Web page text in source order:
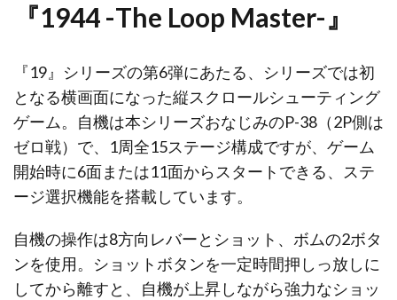
『1944 -The Loop Master-』
『19』シリーズの第6弾にあたる、シリーズでは初
となる横画面になった縦スクロールシューティング
ゲーム。自機は本シリーズおなじみのP-38（2P側は
ゼロ戦）で、1周全15ステージ構成ですが、ゲーム
開始時に6面または11面からスタートできる、ステ
ージ選択機能を搭載しています。
自機の操作は8方向レバーとショット、ボムの2ボタ
ンを使用。ショットボタンを一定時間押しっ放しに
してから離すと、自機が上昇しながら強力なショッ